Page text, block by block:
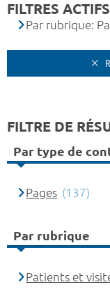
FILTRES ACTIFS
Par rubrique:
FILTRE DE
Par type de
Pages (137)
Par rubrique
Patients et